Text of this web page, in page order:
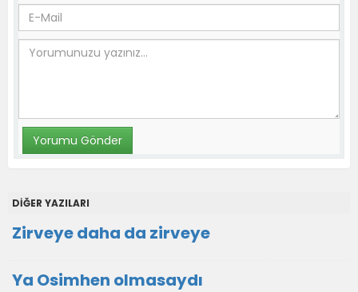
DİĞER YAZILARI
Zirveye daha da zirveye
Ya Osimhen olmasaydı